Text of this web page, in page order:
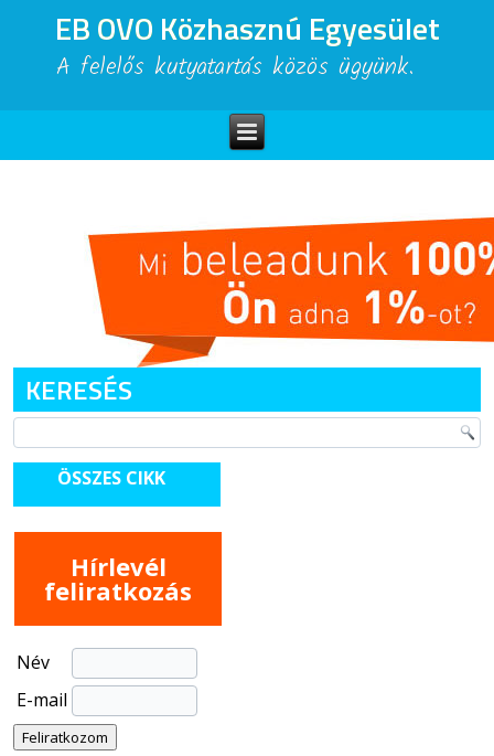
EB OVO Közhasznú Egyesület
A felelős kutyatartás közös ügyünk.
KERESÉS
ÖSSZES CIKK
Hírlevél
feliratkozás
Név
E-mail